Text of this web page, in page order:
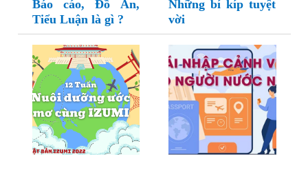
Báo cáo, Đồ Án,
Tiểu Luận là gì ?
Những bí kíp tuyệt
vời